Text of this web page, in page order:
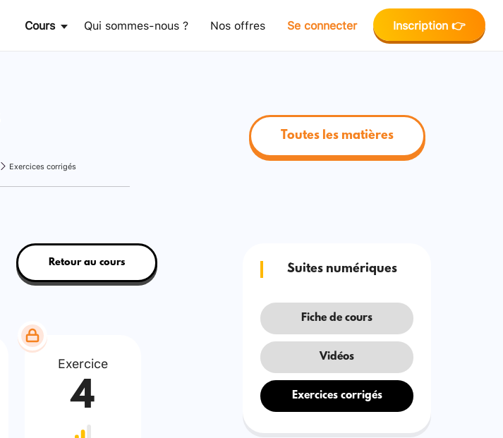
Cours Qui sommes-nous ? Nos offres Se connecter Inscription 👉
Exercices corrigés
Toutes les matières
Retour au cours
Exercice
4
Suites numériques
Fiche de cours
Vidéos
Exercices corrigés